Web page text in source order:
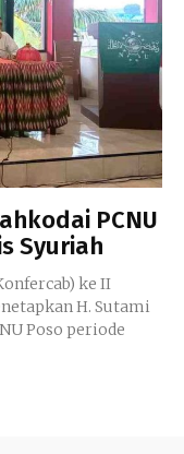
PCNU
Syuriah
ke II
H. Sutami
Poso periode